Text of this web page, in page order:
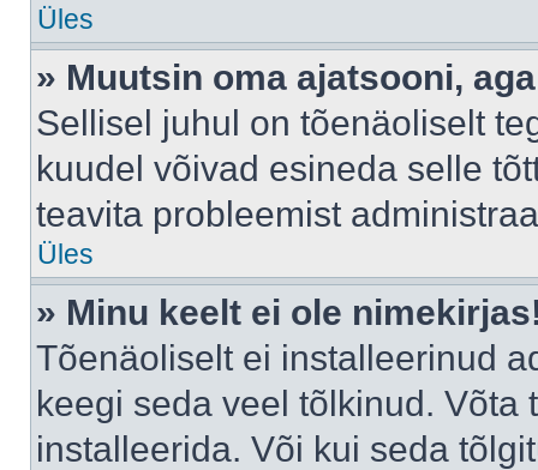
Üles
» Muutsin oma ajatsooni,
Sellisel juhul on tõenäoliselt
kuudel võivad esineda selle
teavita probleemist
Üles
» Minu keelt ei ole
Tõenäoliselt ei installeerinud
keegi seda veel tõlkinud.
installeerida. Või kui seda